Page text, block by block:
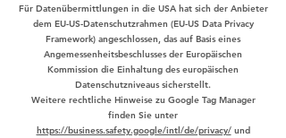
Für Datenübermittlungen in die USA hat sich der Anbieter
dem EU-US-Datenschutzrahmen (EU-US Data Privacy
Framework) angeschlossen, das auf Basis eines
Angemessenheitsbeschlusses der Europäischen
Kommission die Einhaltung des europäischen
Datenschutzniveaus sicherstellt.
Weitere rechtliche Hinweise zu Google Tag Manager
finden Sie unter
https://business.safety.google/intl/de/privacy/und